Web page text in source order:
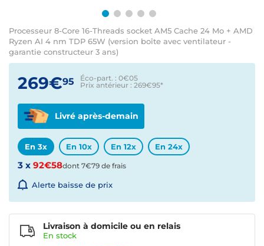
Processeur 8-Core 16-Threads socket AM5 Cache 24 Mo + AMD
Ryzen AI 4 nm TDP 65W (version boîte avec ventilateur -
garantie constructeur 3 ans)
269€95 Éco-part. : 0€05
Prix antérieur : 269€95*
Livré après-demain
En 3x En 10x En 12x En 24x
3 x 92€58dont 7€79 de frais
Alerte baisse de prix
Livraison à domicile ou en relais
En stock